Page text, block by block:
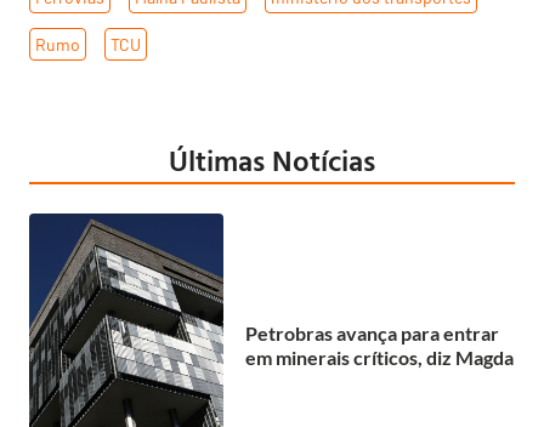
Rumo TCU
Últimas Notícias
Petrobras avança para entrar
em minerais críticos, diz Magda